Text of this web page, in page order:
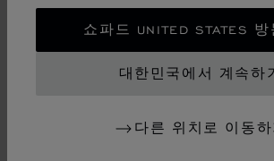
쇼파드 UNITED STATES 방
대한민국에서 계속하기
다른 위치로 이동하